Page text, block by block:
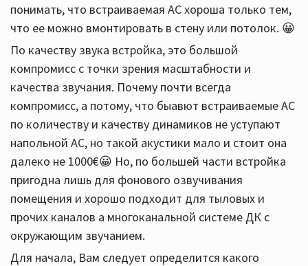
понимать, что встраиваемая АС хороша только тем,
что ее можно вмонтировать в стену или потолок. 😀
По качеству звука встройка, это большой
компромисс с точки зрения масштабности и
качества звучания. Почему почти всегда
компромисс, а потому, что быавют встраиваемые АС
по количеству и качеству динамиков не уступают
напольной АС, но такой акустики мало и стоит она
далеко не 1000€😀 Но, по большей части встройка
пригодна лишь для фонового озвучивания
помещения и хорошо подходит для тыловых и
прочих каналов а многоканальной системе ДК с
окружающим звучанием.
Для начала, Вам следует определится какого